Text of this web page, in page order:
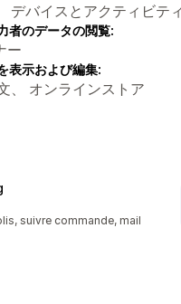
デバイスとアクティビテ
者のデータの閲覧:
ー
表示および編集:
、 オンラインストア
suivre commande, mail